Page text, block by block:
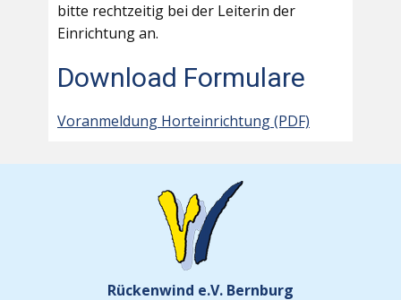
bitte rechtzeitig bei der Leiterin der
Einrichtung an.
Download Formulare
Voranmeldung Horteinrichtung (PDF)
Rückenwind e.V. Bernburg